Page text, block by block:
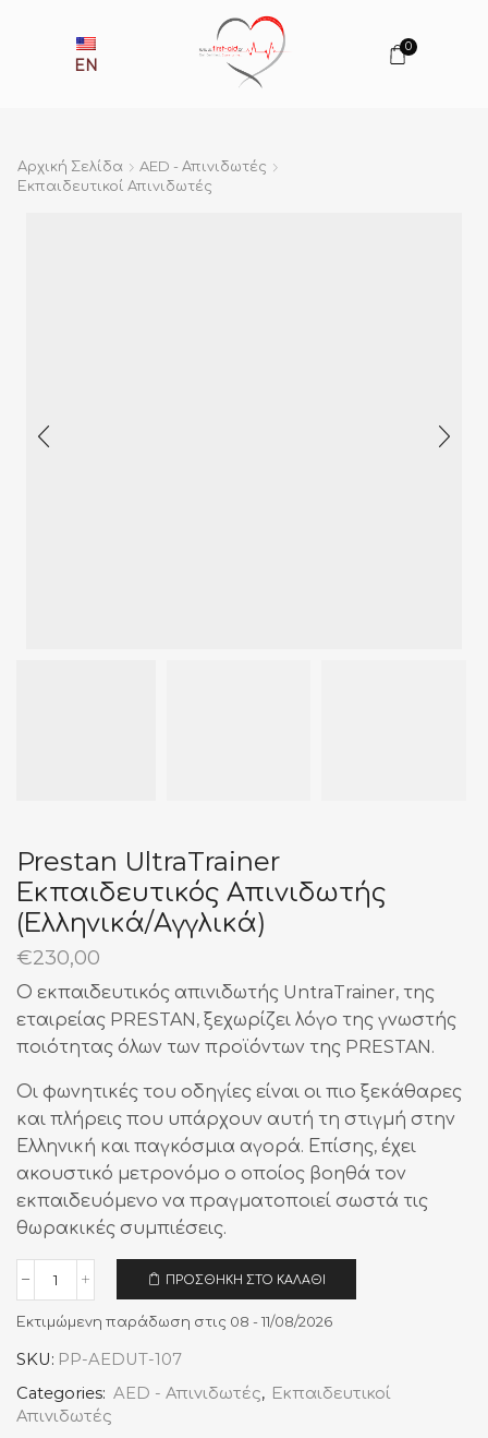
EN
0
Αρχική Σελίδα
AED - Απινιδωτές
Εκπαιδευτικοί Απινιδωτές
Prestan UltraTrainer
Εκπαιδευτικός Απινιδωτής
(Ελληνικά/Αγγλικά)
€230,00
Ο εκπαιδευτικός απινιδωτής UntraTrainer, της
εταιρείας PRESTAN, ξεχωρίζει λόγο της γνωστής
ποιότητας όλων των προϊόντων της PRESTAN.
Οι φωνητικές του οδηγίες είναι οι πιο ξεκάθαρες
και πλήρεις που υπάρχουν αυτή τη στιγμή στην
Ελληνική και παγκόσμια αγορά. Επίσης, έχει
ακουστικό μετρονόμο ο οποίος βοηθά τον
εκπαιδευόμενο να πραγματοποιεί σωστά τις
θωρακικές συμπιέσεις.
Prestan
Εκπαιδευτικός
(Ελληνικά/
Αγγλικά)
ποσότητα
ΠΡΟΣΘΉΚΗ ΣΤΟ ΚΑΛΆΘΙ
Εκτιμώμενη παράδωση στις 08 - 11/08/2026
SKU: PP-AEDUT-107
Categories: AED - Απινιδωτές, Εκπαιδευτικοί
Απινιδωτές